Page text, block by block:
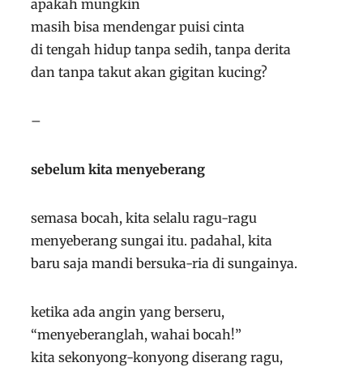
apakah mungkin
masih bisa mendengar puisi cinta
di tengah hidup tanpa sedih, tanpa derita
dan tanpa takut akan gigitan kucing?
–
sebelum kita menyeberang
semasa bocah, kita selalu ragu-ragu
menyeberang sungai itu. padahal, kita
baru saja mandi bersuka-ria di sungainya.
ketika ada angin yang berseru,
“menyeberanglah, wahai bocah!”
kita sekonyong-konyong diserang ragu,